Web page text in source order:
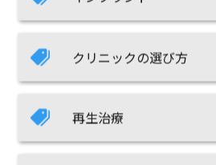
クリニックの選び方
再生治療